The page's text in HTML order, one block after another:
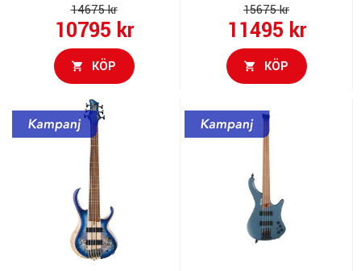
14675 kr
10795 kr
KÖP
15675 kr
11495 kr
KÖP